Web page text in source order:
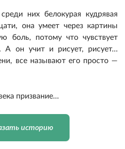
них белокурая кудрявая
она умеет через картины
боль, потому что чувствует
он учит и рисует, рисует…
все называют его просто —
призвание…
историю